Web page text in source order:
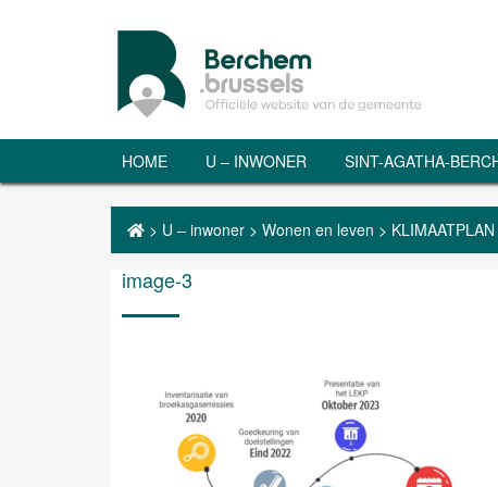
HOME U – INWONER SINT-AGATHA-
> U – inwoner > Wonen en leven > KLIMAATPLAN
image-3